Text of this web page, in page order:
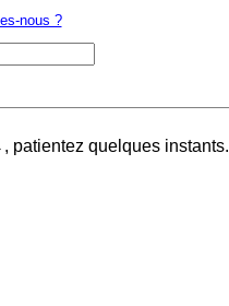
nous ?
patientez quelques instants.